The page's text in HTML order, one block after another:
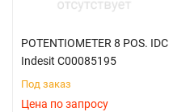
POTENTIOMETER 8 POS. IDC
Indesit C00085195
Под заказ
Цена по запросу